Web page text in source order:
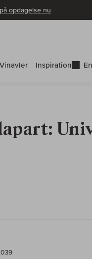
opdagelse nu
Vinavler Inspiration